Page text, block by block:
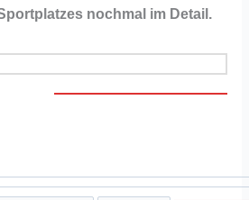
nochmal im Detail.